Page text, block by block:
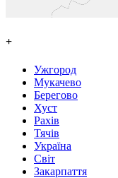
+
Ужгород
Мукачево
Берегово
Хуст
Рахів
Тячів
Україна
Світ
Закарпаття